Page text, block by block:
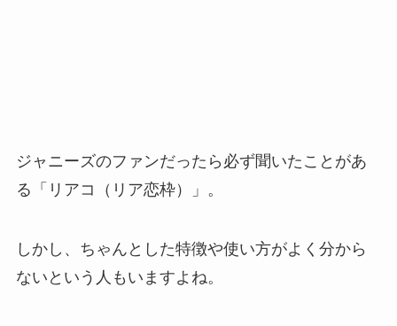
ジャニーズのファンだったら必ず聞いたことがあ
る「リアコ（リア恋枠）」。
しかし、ちゃんとした特徴や使い方がよく分から
ないという人もいますよね。